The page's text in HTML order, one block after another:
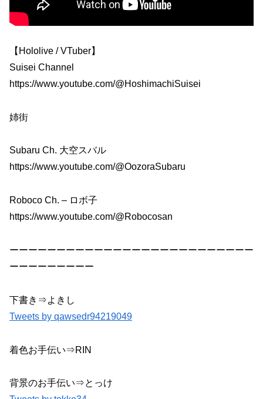
【Hololive / VTuber】
Suisei Channel
https://www.youtube.com/@HoshimachiSuisei
姉街
Subaru Ch. 大空スバル
https://www.youtube.com/@OozoraSubaru
Roboco Ch. – ロボ子
https://www.youtube.com/@Robocosan
ーーーーーーーーーーーーーーーーーーーーーーーーーー
ーーーーーーーーー
下書き⇒よきし
Tweets by qawsedr94219049
着色お手伝い⇒RIN
背景のお手伝い⇒とっけ